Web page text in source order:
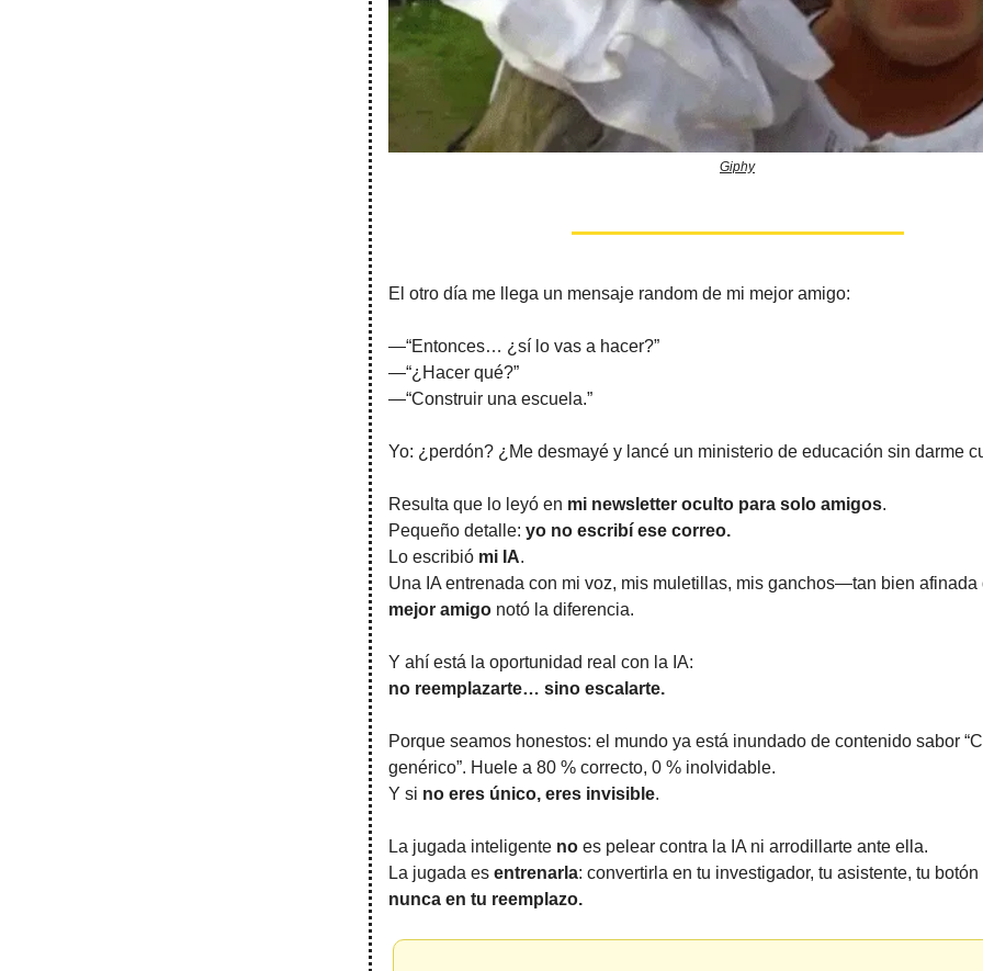
Giphy
El otro día me llega un mensaje random de mi mejor amigo:
—“Entonces… ¿sí lo vas a hacer?”
—“¿Hacer qué?”
—“Construir una escuela.”
Yo: ¿perdón? ¿Me desmayé y lancé un ministerio de educación sin darme
Resulta que lo leyó en mi newsletter oculto para solo amigos.
Pequeño detalle: yo no escribí ese correo.
Lo escribió mi IA.
Una IA entrenada con mi voz, mis muletillas, mis ganchos—tan bien
mejor amigo notó la diferencia.
Y ahí está la oportunidad real con la IA:
no reemplazarte… sino escalarte.
Porque seamos honestos: el mundo ya está inundado de contenido sabor
genérico”. Huele a 80 % correcto, 0 % inolvidable.
Y si no eres único, eres invisible.
La jugada inteligente no es pelear contra la IA ni arrodillarte ante ella.
La jugada es entrenarla: convertirla en tu investigador, tu asistente, tu
nunca en tu reemplazo.